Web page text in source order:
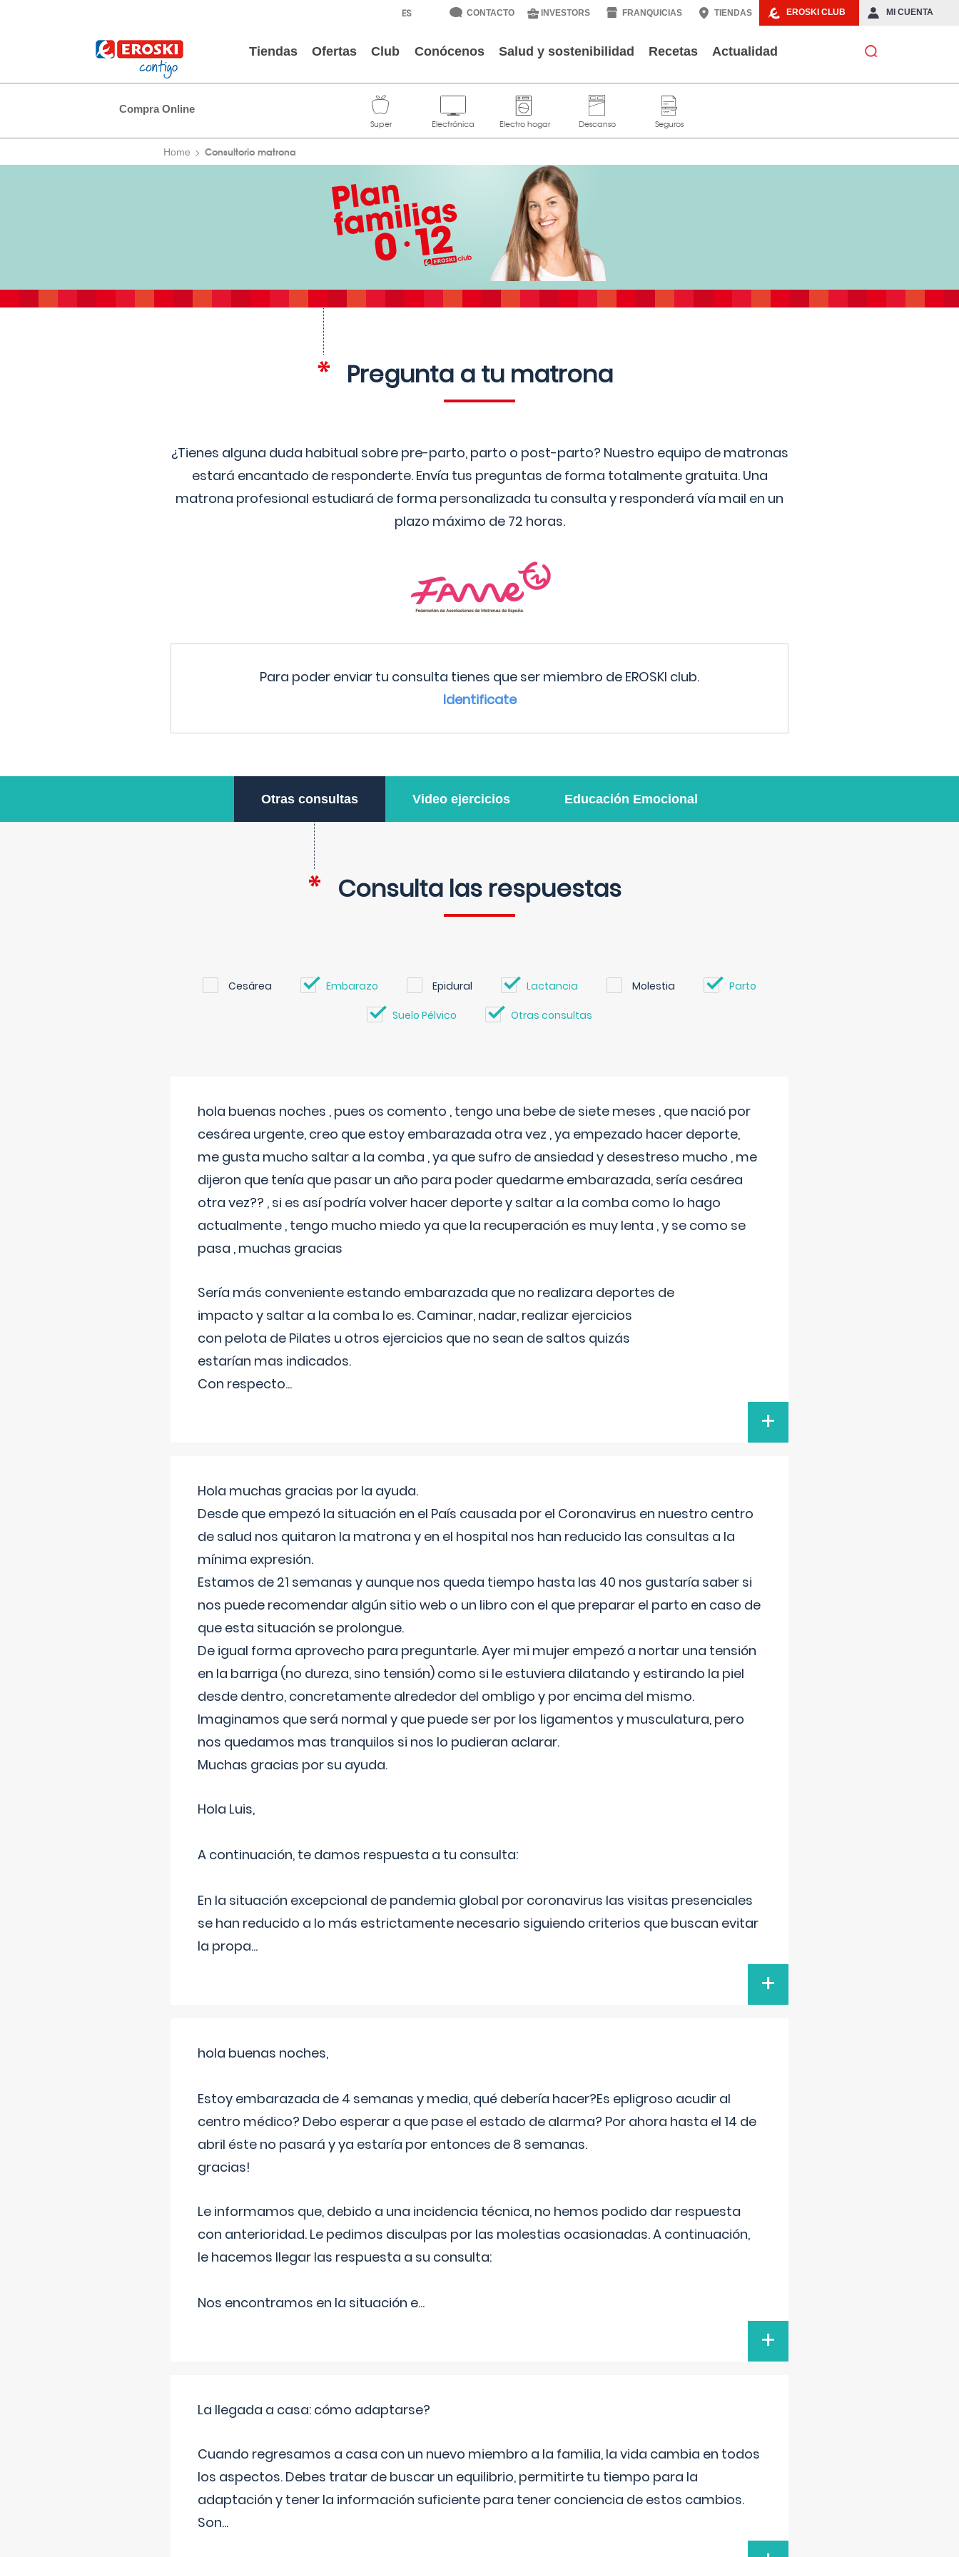
EROSKI CLUB MI CUENTA
CONTACTO INVESTORS FRANQUICIAS TIENDAS
Tiendas Ofertas Club Conócenos Salud y sostenibilidad Recetas Actualidad
Compra Online
Home Consultorio matrona
Pregunta a tu matrona
¿Tienes alguna duda habitual sobre pre-parto, parto o post-parto? Nuestro equipo de matronas
estará encantado de responderte. Envía tus preguntas de forma totalmente gratuita. Una
matrona profesional estudiará de forma personalizada tu consulta y responderá vía mail en un
plazo máximo de 72 horas.
Para poder enviar tu consulta tienes que ser miembro de EROSKI club.
Identificate
Otras consultas Video ejercicios Educación Emocional
Consulta las respuestas
Cesárea Embarazo Epidural Lactancia Molestia Parto
Suelo Pélvico Otras consultas
hola buenas noches , pues os comento , tengo una bebe de siete meses , que nació por
cesárea urgente, creo que estoy embarazada otra vez , ya empezado hacer deporte,
me gusta mucho saltar a la comba , ya que sufro de ansiedad y desestreso mucho , me
dijeron que tenía que pasar un año para poder quedarme embarazada, sería cesárea
otra vez?? , si es así podría volver hacer deporte y saltar a la comba como lo hago
actualmente , tengo mucho miedo ya que la recuperación es muy lenta , y se como se
pasa , muchas gracias
Sería más conveniente estando embarazada que no realizara deportes de
impacto y saltar a la comba lo es. Caminar, nadar, realizar ejercicios
con pelota de Pilates u otros ejercicios que no sean de saltos quizás
estarían mas indicados.
Con respecto...
+
Hola muchas gracias por la ayuda.
Desde que empezó la situación en el País causada por el Coronavirus en nuestro centro
de salud nos quitaron la matrona y en el hospital nos han reducido las consultas a la
mínima expresión.
Estamos de 21 semanas y aunque nos queda tiempo hasta las 40 nos gustaría saber si
nos puede recomendar algún sitio web o un libro con el que preparar el parto en caso de
que esta situación se prolongue.
De igual forma aprovecho para preguntarle. Ayer mi mujer empezó a nortar una tensión
en la barriga (no dureza, sino tensión) como si le estuviera dilatando y estirando la piel
desde dentro, concretamente alrededor del ombligo y por encima del mismo.
Imaginamos que será normal y que puede ser por los ligamentos y musculatura, pero
nos quedamos mas tranquilos si nos lo pudieran aclarar.
Muchas gracias por su ayuda.
Hola Luis,
A continuación, te damos respuesta a tu consulta:
En la situación excepcional de pandemia global por coronavirus las visitas presenciales
se han reducido a lo más estrictamente necesario siguiendo criterios que buscan evitar
la propa...
+
hola buenas noches,
Estoy embarazada de 4 semanas y media, qué debería hacer?Es epligroso acudir al
centro médico? Debo esperar a que pase el estado de alarma? Por ahora hasta el 14 de
abril éste no pasará y ya estaría por entonces de 8 semanas.
gracias!
Le informamos que, debido a una incidencia técnica, no hemos podido dar respuesta
con anterioridad. Le pedimos disculpas por las molestias ocasionadas. A continuación,
le hacemos llegar las respuesta a su consulta:
Nos encontramos en la situación e...
+
La llegada a casa: cómo adaptarse?
Cuando regresamos a casa con un nuevo miembro a la familia, la vida cambia en todos
los aspectos. Debes tratar de buscar un equilibrio, permitirte tu tiempo para la
adaptación y tener la información suficiente para tener conciencia de estos cambios.
Son...